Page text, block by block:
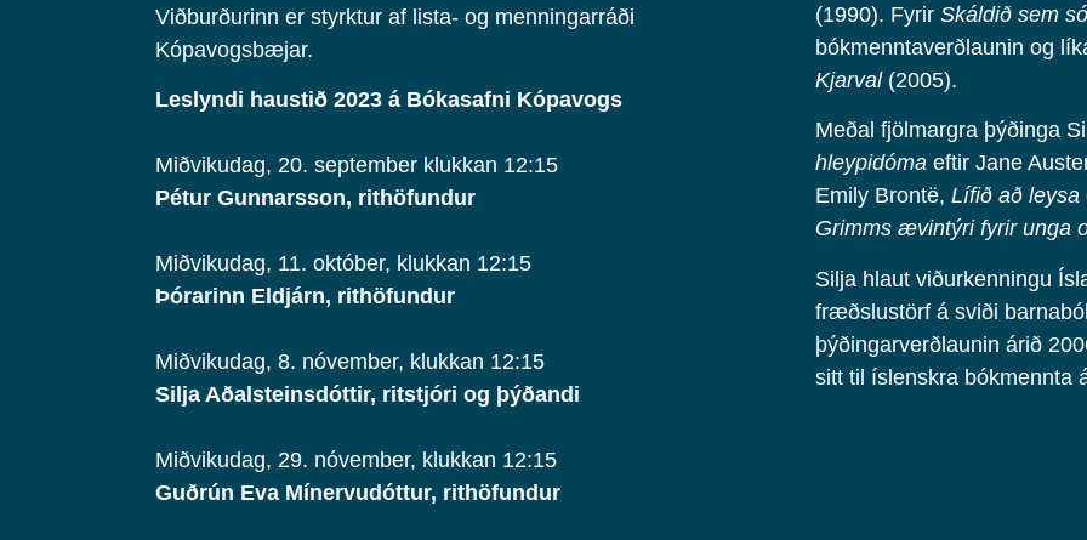
Viðburðurinn er styrktur af lista- og menningarráði
Kópavogsbæjar.
Leslyndi haustið 2023 á Bókasafni Kópavogs
Miðvikudag, 20. september klukkan 12:15
Pétur Gunnarsson, rithöfundur
Miðvikudag, 11. október, klukkan 12:15
Þórarinn Eldjárn, rithöfundur
Miðvikudag, 8. nóvember, klukkan 12:15
Silja Aðalsteinsdóttir, ritstjóri og þýðandi
Miðvikudag, 29. nóvember, klukkan 12:15
Guðrún Eva Mínervudóttur, rithöfundur
(1990). Fyrir Skáldið sem
bókmenntaverðlaunin og
Kjarval(2005).
Meðal fjölmargra þýðinga
hleypidóma eftir Jane
Emily Brontë, Lífið að leysa
Grimms ævintýri fyrir unga
Silja hlaut viðurkenningu
fræðslustörf á sviði
þýðingarverðlaunin árið
sitt til íslenskra bókmennta